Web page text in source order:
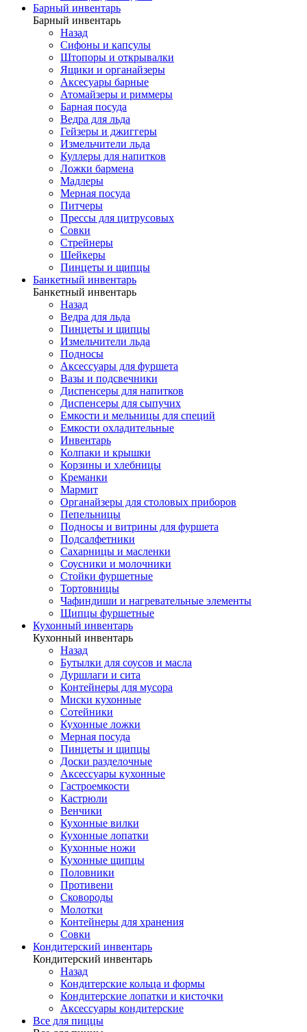
Барный инвентарь
Барный инвентарь
Назад
Сифоны и капсулы
Штопоры и открывалки
Ящики и органайзеры
Аксесуары барные
Атомайзеры и риммеры
Барная посуда
Ведра для льда
Гейзеры и джиггеры
Измельчители льда
Куллеры для напитков
Ложки бармена
Мадлеры
Мерная посуда
Питчеры
Прессы для цитрусовых
Совки
Стрейнеры
Шейкеры
Пинцеты и щипцы
Банкетный инвентарь
Банкетный инвентарь
Назад
Ведра для льда
Пинцеты и щипцы
Измельчители льда
Подносы
Аксессуары для фуршета
Вазы и подсвечники
Диспенсеры для напитков
Диспенсеры для сыпучих
Емкости и мельницы для специй
Емкости охладительные
Инвентарь
Колпаки и крышки
Корзины и хлебницы
Креманки
Мармит
Органайзеры для столовых приборов
Пепельницы
Подносы и витрины для фуршета
Подсалфетники
Сахарницы и масленки
Соусники и молочники
Стойки фуршетные
Тортовницы
Чафиндиши и нагревательные элементы
Щипцы фуршетные
Кухонный инвентарь
Кухонный инвентарь
Назад
Бутылки для соусов и масла
Дуршлаги и сита
Контейнеры для мусора
Миски кухонные
Сотейники
Кухонные ложки
Мерная посуда
Пинцеты и щипцы
Доски разделочные
Аксессуары кухонные
Гастроемкости
Кастрюли
Венчики
Кухонные вилки
Кухонные лопатки
Кухонные ножи
Кухонные щипцы
Половники
Противени
Сковороды
Молотки
Контейнеры для хранения
Совки
Кондитерский инвентарь
Кондитерский инвентарь
Назад
Кондитерские кольца и формы
Кондитерские лопатки и кисточки
Аксессуары кондитерские
Все для пиццы